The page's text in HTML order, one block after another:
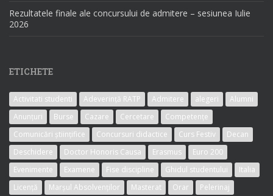
Rezultatele finale ale concursului de admitere – sesiunea Iulie
2026
ETICHETE
Activitati studenti Adeverință RATP Admitere alegeri
Alumni
Anunțuri
Burse Cazare Cercetare
Competențe
Comunicări științifice
Concursuri didactice Curs Festiv
Decan
Deschidere
Doctor Honoris Causa Erasmus
Euro 200
Evenimente
Examene Fise discipline Ghidul studentului
Italia
Licență
Marșul Absolvenților Masterat Orar
Pelerinaj